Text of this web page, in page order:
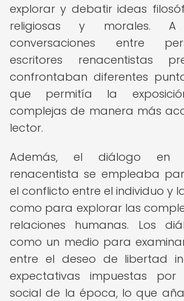
explorar y debatir ideas
religiosas y morales.
conversaciones entre
escritores renacentistas
confrontaban diferentes
que permitía la
complejas de manera más
lector.
Además, el diálogo en
renacentista se empleaba
el conflicto entre el individuo y
como para explorar las
relaciones humanas. Los
como un medio para
entre el deseo de libertad
expectativas impuestas
social de la época, lo que